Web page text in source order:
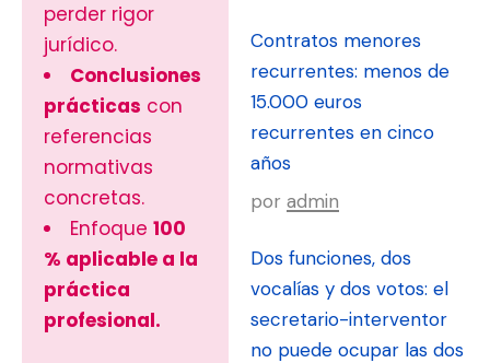
perder rigor
jurídico.
Conclusiones
prácticas con
referencias
normativas
concretas.
Enfoque 100
% aplicable a la
práctica
profesional.
Contratos menores
recurrentes: menos de
15.000 euros
recurrentes en cinco
años
por admin
Dos funciones, dos
vocalías y dos votos: el
secretario-interventor
no puede ocupar las dos